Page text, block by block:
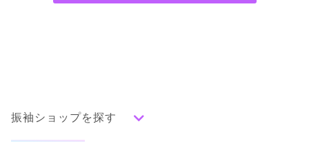
振袖ショップを探す